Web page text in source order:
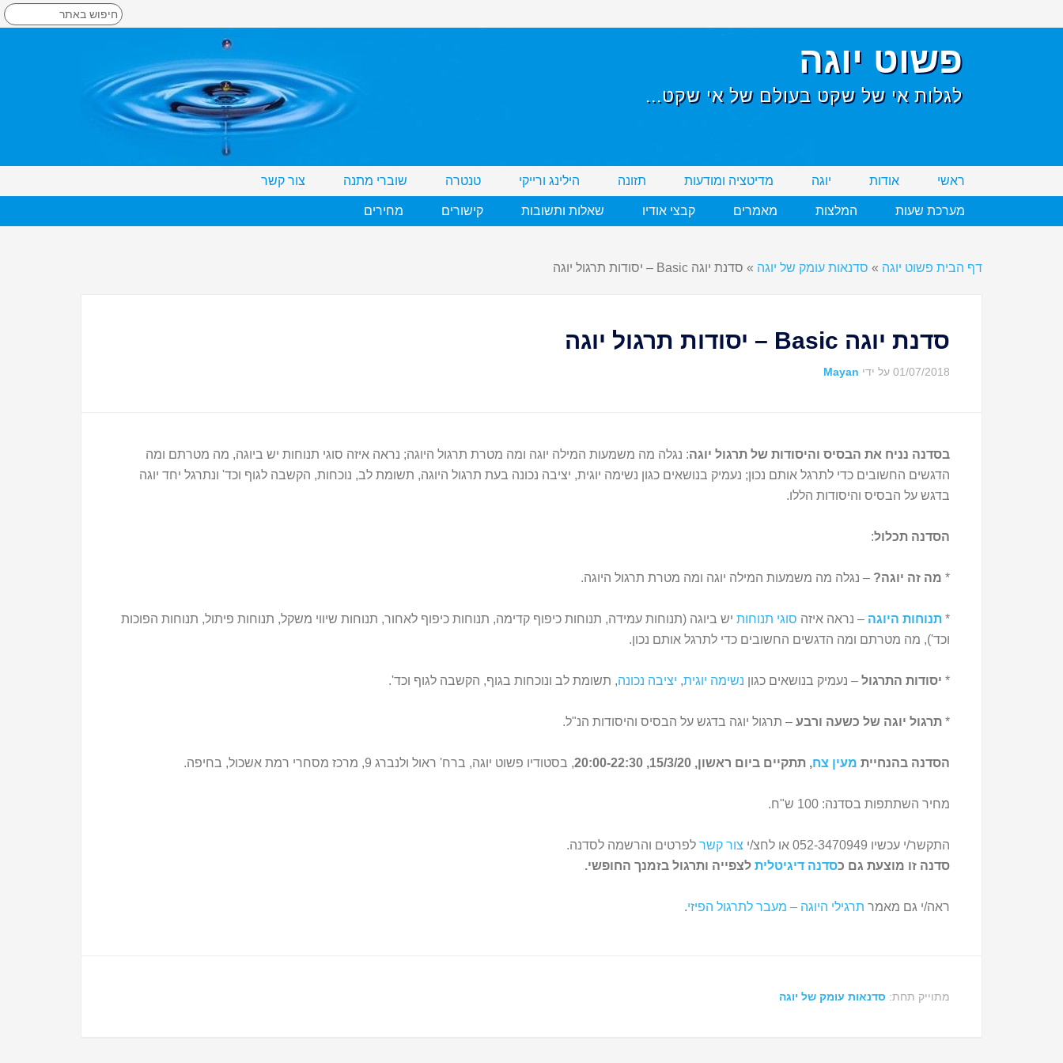
פשוט יוגה
לגלות אי של שקט בעולם של אי שקט...
ראשי אודות יוגה מדיטציה ומודעות תזונה הילינג ורייקי טנטרה שוברי מתנה צור קשר
מערכת שעות המלצות מאמרים קבצי אודיו שאלות ותשובות קישורים מחירים
דף הבית פשוט יוגה » סדנאות עומק של יוגה » סדנת יוגה Basic – יסודות תרגול יוגה
סדנת יוגה Basic – יסודות תרגול יוגה
01/07/2018 על ידי Mayan
בסדנה נניח את הבסיס והיסודות של תרגול יוגה: נגלה מה משמעות המילה יוגה ומה מטרת תרגול היוגה; נראה איזה סוגי תנוחות יש ביוגה, מה מטרתם ומה
הדגשים החשובים כדי לתרגל אותם נכון; נעמיק בנושאים כגון נשימה יוגית, יציבה נכונה בעת תרגול היוגה, תשומת לב, נוכחות, הקשבה לגוף וכד' ונתרגל יחד יוגה
בדגש על הבסיס והיסודות הללו.
הסדנה תכלול:
* מה זה יוגה? – נגלה מה משמעות המילה יוגה ומה מטרת תרגול היוגה.
* תנוחות היוגה – נראה איזה סוגי תנוחות יש ביוגה (תנוחות עמידה, תנוחות כיפוף קדימה, תנוחות כיפוף לאחור, תנוחות שיווי משקל, תנוחות פיתול, תנוחות הפוכות
וכד'), מה מטרתם ומה הדגשים החשובים כדי לתרגל אותם נכון.
* יסודות התרגול – נעמיק בנושאים כגון נשימה יוגית, יציבה נכונה, תשומת לב ונוכחות בגוף, הקשבה לגוף וכד'.
* תרגול יוגה של כשעה ורבע – תרגול יוגה בדגש על הבסיס והיסודות הנ"ל.
הסדנה בהנחיית מעין צח, תתקיים ביום ראשון, 15/3/20, 20:00-22:30 , בסטודיו פשוט יוגה, ברח' ראול ולנברג 9, מרכז מסחרי רמת אשכול, בחיפה.
מחיר השתתפות בסדנה: 100 ש"ח.
התקשר/י עכשיו 052-3470949 או לחצ/י צור קשר לפרטים והרשמה לסדנה.
סדנה זו מוצעת גם כסדנה דיגיטלית לצפייה ותרגול בזמנך החופשי.
ראה/י גם מאמר תרגילי היוגה – מעבר לתרגול הפיזי.
מתוייק תחת: סדנאות עומק של יוגה